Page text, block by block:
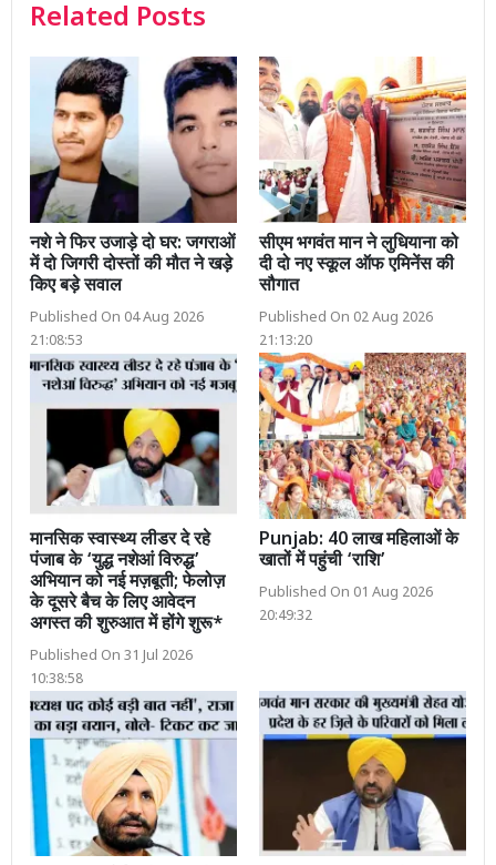
Related Posts
नशे ने फिर उजाड़े दो घर: जगराओं
में दो जिगरी दोस्तों की मौत ने खड़े
किए बड़े सवाल
Published On 04 Aug 2026
21:08:53
सीएम भगवंत मान ने लुधियाना को
दी दो नए स्कूल ऑफ एमिनेंस की
सौगात
Published On 02 Aug 2026
21:13:20
मानसिक स्वास्थ्य लीडर दे रहे
पंजाब के ‘युद्ध नशेआं विरुद्ध’
अभियान को नई मज़बूती; फेलोज़
के दूसरे बैच के लिए आवेदन
अगस्त की शुरुआत में होंगे शुरू*
Published On 31 Jul 2026
10:38:58
Punjab: 40 लाख महिलाओं के
खातों में पहुंची ‘राशि’
Published On 01 Aug 2026
20:49:32